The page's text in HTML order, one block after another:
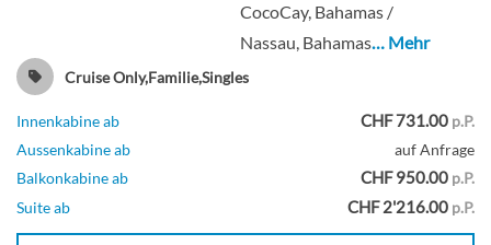
Suite
Grand Suite mit zwei Schlafzimmern-
[GT]
CocoCay, Bahamas /
Nassau, Bahamas… Mehr
Cruise Only,Familie,Singles
Innenkabine ab CHF 731.00 p.P.
Aussenkabine ab
auf Anfrage
Balkonkabine ab
CHF 950.00 p.P.
Suite ab
CHF 2'216.00 p.P.